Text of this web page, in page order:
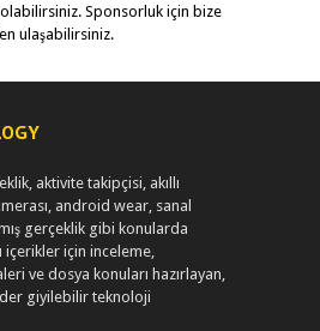
Sponsorluk için bize
ulaşabilirsiniz.
aktivite takipçisi, akıllı
android wear, sanal
gerçeklik gibi konularda
için inceleme,
ve dosya konuları hazırlayan,
giyilebilir teknoloji